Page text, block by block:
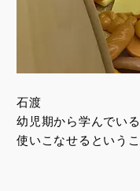
石渡
幼児期から学んでい
使いこなせるというこ